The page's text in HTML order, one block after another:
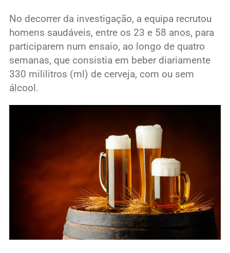
No decorrer da investigação, a equipa recrutou
homens saudáveis, entre os 23 e 58 anos, para
participarem num ensaio, ao longo de quatro
semanas, que consistia em beber diariamente
330 mililitros (ml) de cerveja, com ou sem
álcool.